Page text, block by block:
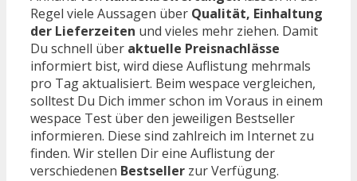
Regel viele Aussagen über Qualität, Einhaltung
der Lieferzeiten und vieles mehr ziehen. Damit
Du schnell über aktuelle Preisnachlässe
informiert bist, wird diese Auflistung mehrmals
pro Tag aktualisiert. Beim wespace vergleichen,
solltest Du Dich immer schon im Voraus in einem
wespace Test über den jeweiligen Bestseller
informieren. Diese sind zahlreich im Internet zu
finden. Wir stellen Dir eine Auflistung der
verschiedenen Bestseller zur Verfügung.